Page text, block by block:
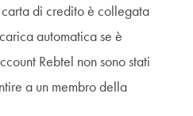
di credito è collegata
automatica se è
Rebtel non sono stati
a un membro della